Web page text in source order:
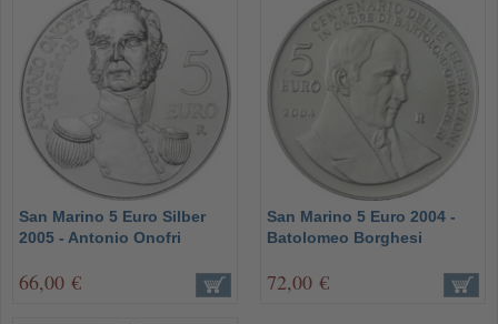
San Marino 5 Euro Silber
2005 - Antonio Onofri
66,00 €
San Marino 5 Euro 2004 -
Batolomeo Borghesi
72,00 €